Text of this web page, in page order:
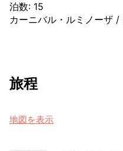
泊数: 15
カーニバル・ルミノーザ /
旅程
地図を表示